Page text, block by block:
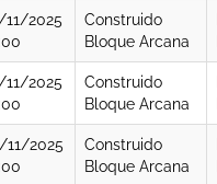
11/2025
Construido
Bloque Arcana
11/2025
Construido
Bloque Arcana
11/2025
Construido
Bloque Arcana